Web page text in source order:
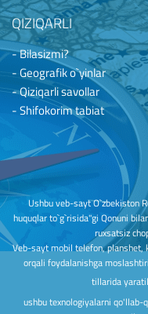
QIZIQARLI
- Bilasizmi?
- Geografik o`yinlar
- Qiziqarli savollar
- Shifokorim tabiat
Ushbu veb-sayt O`zbekiston
huquqlar to`g`risida"gi Qonuni
ruxsatsiz
Veb-sayt mobil telefon, planshet,
orqali foydalanishga
tillarida
ushbu texnologiyalarni qo'llab-